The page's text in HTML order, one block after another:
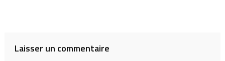
Laisser un commentaire